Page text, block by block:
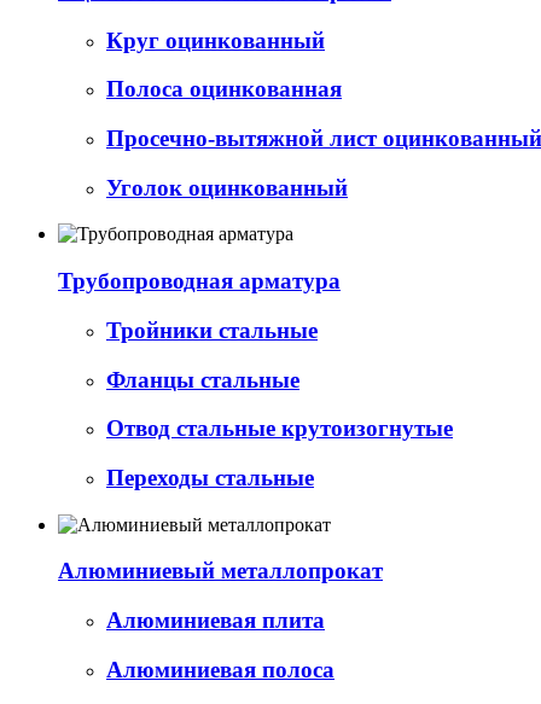
Круг оцинкованный
Полоса оцинкованная
Просечно-вытяжной лист
Уголок оцинкованный
Трубопроводная арматура
Тройники стальные
Фланцы стальные
Отвод стальные крутоизогнутые
Переходы стальные
Алюминиевый металлопрокат
Алюминиевая плита
Алюминиевая полоса